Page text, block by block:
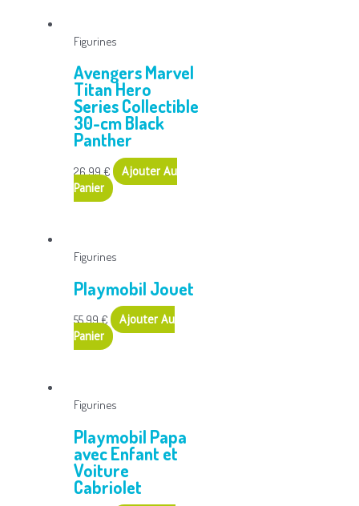
Figurines
Avengers Marvel
Titan Hero
Series Collectible
30-cm Black
Panther
26,99€
Ajouter Au
Panier
Figurines
Playmobil Jouet
55,99€
Ajouter Au
Panier
Figurines
Playmobil Papa
avec Enfant et
Voiture
Cabriolet